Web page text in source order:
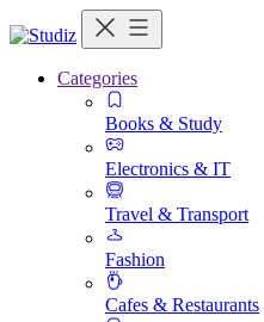
Categories
Books & Study
Electronics & IT
Travel & Transport
Fashion
Cafes & Restaurants